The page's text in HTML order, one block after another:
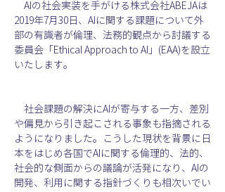
AIの社会実装を手がける株式会社ABEJAは
2019年7月30日、AIに関する課題について外
部の有識者が倫理、法務的観点から討議する
委員会「Ethical Approach to AI」(EAA)を設立
いたします。
社会課題の解決にAIが寄与する一方、差別
や偏見から引き起こされる事象も指摘される
ようになりました。こうした現状を背景に日
本をはじめ各国でAIに関する倫理的、法的、
社会的な側面からの議論が活発になり、AIの
開発、利用に関する指針づくりも相次いでい